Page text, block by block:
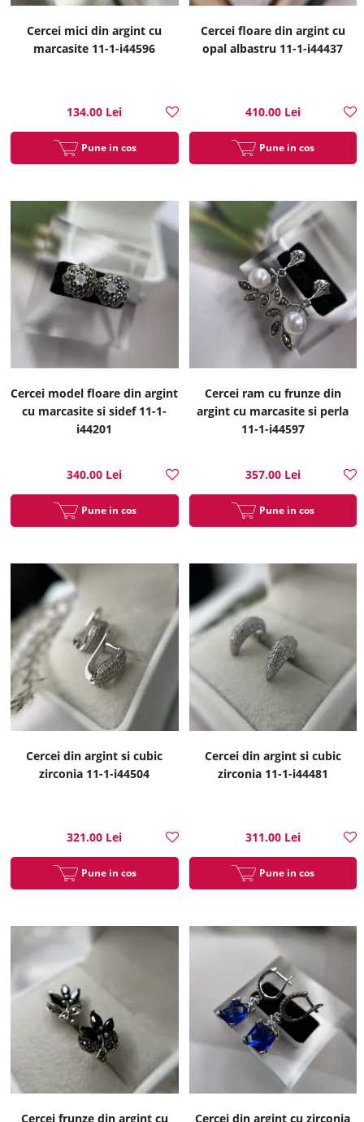
Cercei mici din argint cu
marcasite 11-1-i44596
134.00 Lei
Pune in cos
Cercei floare din argint cu
opal albastru 11-1-i44437
410.00 Lei
Pune in cos
Cercei model floare din argint
cu marcasite si sidef 11-1-
i44201
340.00 Lei
Pune in cos
Cercei ram cu frunze din
argint cu marcasite si perla
11-1-i44597
357.00 Lei
Pune in cos
Cercei din argint si cubic
zirconia 11-1-i44504
321.00 Lei
Pune in cos
Cercei din argint si cubic
zirconia 11-1-i44481
311.00 Lei
Pune in cos
Cercei frunze din argint cu Cercei din argint cu zirconia